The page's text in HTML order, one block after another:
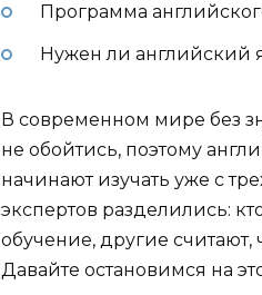
Программа
Нужен ли английский
В современном мире без
не обойтись, поэтому
начинают изучать уже с
экспертов разделились:
обучение, другие считают,
Давайте остановимся на